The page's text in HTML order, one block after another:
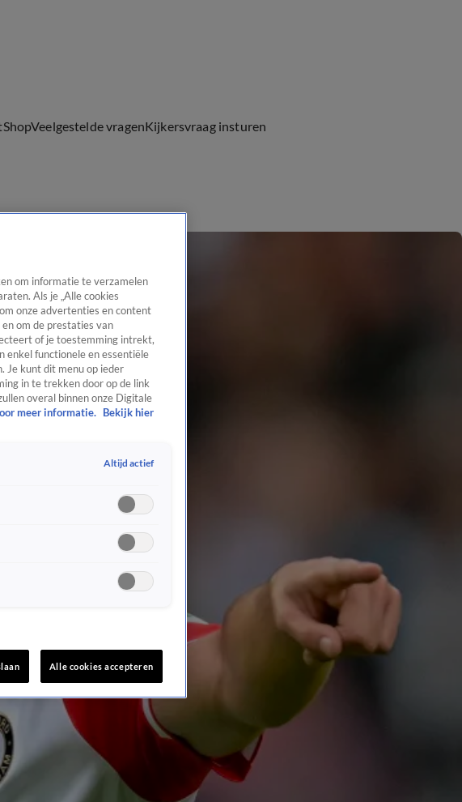
ShopVeelgestelde vragenKijkersvraag insturen
om informatie te verzamelen
Als je „Alle cookies
onze advertenties en content
om de prestaties van
of je toestemming intrekt,
enkel functionele en essentiële
Je kunt dit menu op ieder
in te trekken door op de link
overal binnen onze Digitale
meer informatie.
Bekijk hier
Altijd actief
Alle cookies accepteren